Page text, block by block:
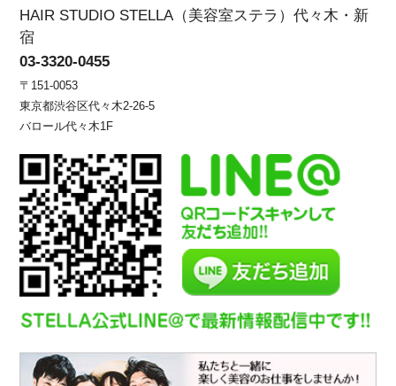
HAIR STUDIO STELLA（美容室ステラ）代々木・新
宿
03-3320-0455
〒151-0053
東京都渋谷区代々木2-26-5
バロール代々木1F